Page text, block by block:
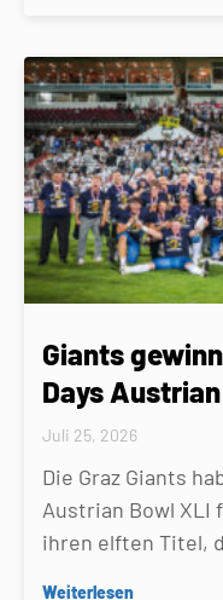
Giants
Days
Juli 25, 2026
Die Graz Giants
Austrian Bowl XLI
ihren elften Titel,
Weiterlesen